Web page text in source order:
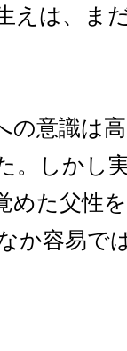
えは、ま
の意識は
。しかし
めた父性
か容易で